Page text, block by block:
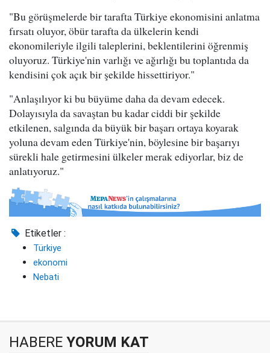
"Bu görüşmelerde bir tarafta Türkiye ekonomisini anlatma
fırsatı oluyor, öbür tarafta da ülkelerin kendi
ekonomileriyle ilgili taleplerini, beklentilerini öğrenmiş
oluyoruz. Türkiye'nin varlığı ve ağırlığı bu toplantıda da
kendisini çok açık bir şekilde hissettiriyor."
"Anlaşılıyor ki bu büyüme daha da devam edecek.
Dolayısıyla da savaştan bu kadar ciddi bir şekilde
etkilenen, salgında da büyük bir başarı ortaya koyarak
yoluna devam eden Türkiye'nin, böylesine bir başarıyı
sürekli hale getirmesini ülkeler merak ediyorlar, biz de
anlatıyoruz."
Etiketler :
Türkiye
ekonomi
Nebati
HABERE YORUM KAT